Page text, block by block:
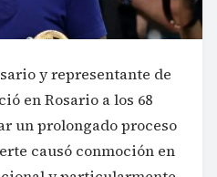
y representante de
en Rosario a los 68
un prolongado proceso
causó conmoción en